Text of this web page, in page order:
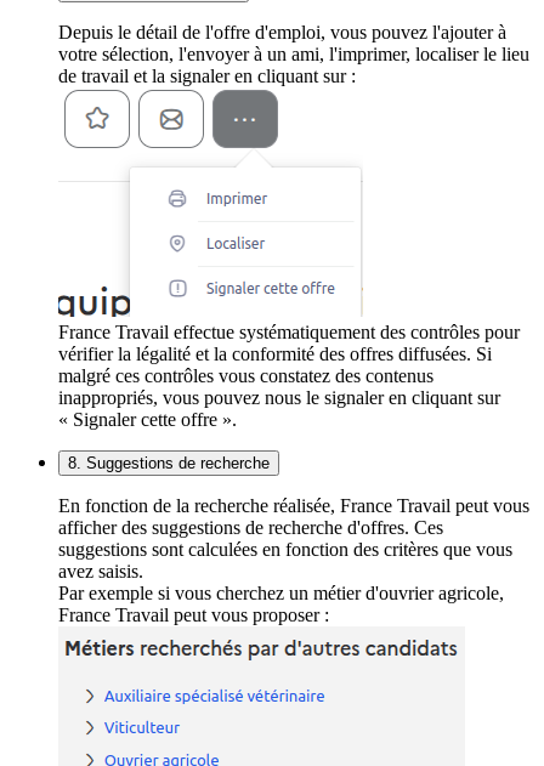
Depuis le détail de l'offre d'emploi, vous pouvez l'ajouter à
votre sélection, l'envoyer à un ami, l'imprimer, localiser le lieu
de travail et la signaler en cliquant sur :
France Travail effectue systématiquement des contrôles pour
vérifier la légalité et la conformité des offres diffusées. Si
malgré ces contrôles vous constatez des contenus
inappropriés, vous pouvez nous le signaler en cliquant sur
« Signaler cette offre ».
8. Suggestions de recherche
En fonction de la recherche réalisée, France Travail peut vous
afficher des suggestions de recherche d'offres. Ces
suggestions sont calculées en fonction des critères que vous
avez saisis.
Par exemple si vous cherchez un métier d'ouvrier agricole,
France Travail peut vous proposer :